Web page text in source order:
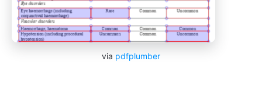
via pdfplumber